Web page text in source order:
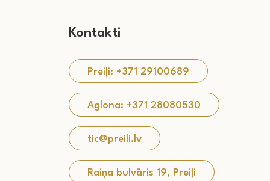
Kontakti
Preiļi: +371 29100689
Aglona: +371 28080530
tic@preili.lv
Raiņa bulvāris 19, Preiļi